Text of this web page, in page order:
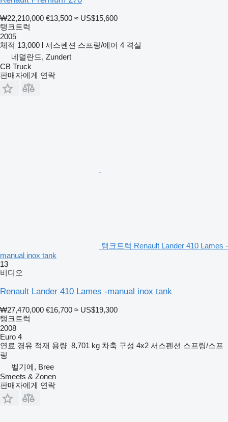
₩22,210,000 €13,500 ≈ US$15,600
탱크트럭
2005
체적 13,000 l 서스펜션 스프링/에어 4 격실
네덜란드, Zundert
CB Truck
판매자에게 연락
탱크트럭 Renault Lander 410 Lames -
manual inox tank
13
비디오
Renault Lander 410 Lames -manual inox tank
₩27,470,000 €16,700 ≈ US$19,300
탱크트럭
2008
Euro 4
연료 경유 적재 용량 8,701 kg 차축 구성 4x2 서스펜션 스프링/스프
링
벨기에, Bree
Smeets & Zonen
판매자에게 연락